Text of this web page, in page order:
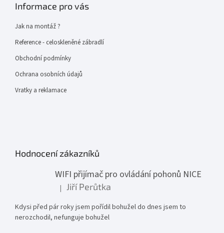
Informace pro vás
Jak na montáž ?
Reference - celoskleněné zábradlí
Obchodní podmínky
Ochrana osobních údajů
Vratky a reklamace
Hodnocení zákazníků
WIFI přijímač pro ovládání pohonů NICE
Hodnocení produktu je 1 z 5 hvězdiček.
| Jiří Perůtka
Kdysi před pár roky jsem pořídil bohužel do dnes jsem to
nerozchodil, nefunguje bohužel